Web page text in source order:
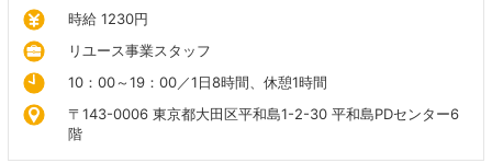
時給 1230円
リユース事業スタッフ
10：00～19：00／1日8時間、休憩1時間
〒143-0006 東京都大田区平和島1-2-30 平和島PDセンター6
階